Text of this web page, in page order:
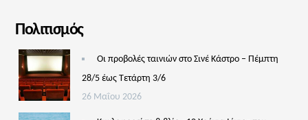
Πολιτισμός
Οι προβολές ταινιών στο Σινέ Κάστρο – Πέμπτη
28/5 έως Τετάρτη 3/6
26 Μαΐου 2026